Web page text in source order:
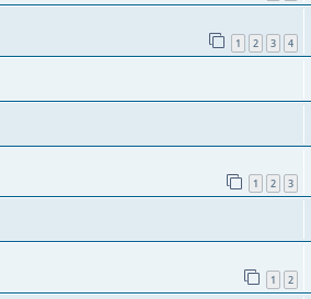
1 2 3 4
1 2 3
1 2